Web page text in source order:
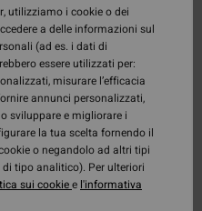
utilizziamo i cookie o dei
a delle informazioni sul
(ad es. i dati di
essere utilizzati per:
misurare l’efficacia
annunci personalizzati,
sviluppare e migliorare i
la tua scelta fornendo il
o negandolo ad altri tipi
tipo analitico). Per ulteriori
sui cookiee l'informativa